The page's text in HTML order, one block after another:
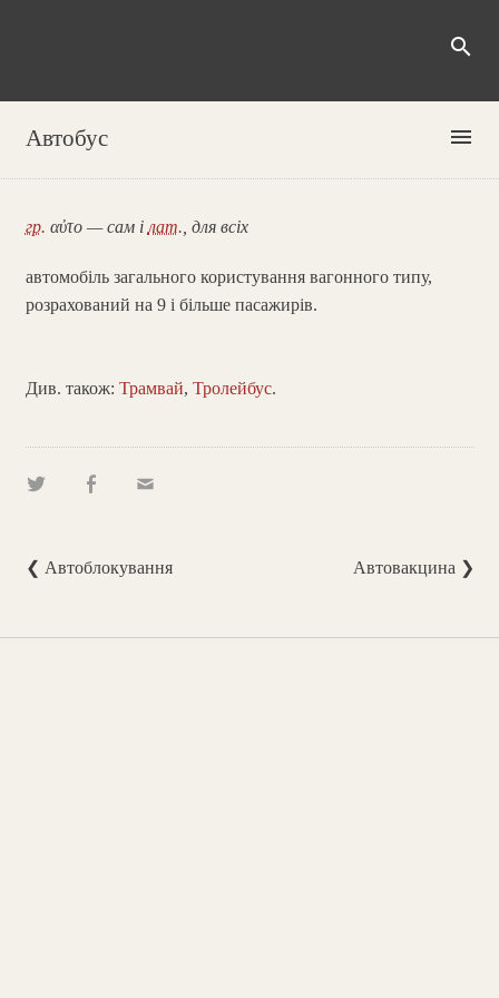
search
Автобус menu
гр. αὐτο — сам і лат. , для всіх
автомобіль загального користування вагонного типу,
розрахований на 9 і більше пасажирів.
Див. також: Трамвай, Тролейбус.
❮ Автоблокування Автовакцина ❯